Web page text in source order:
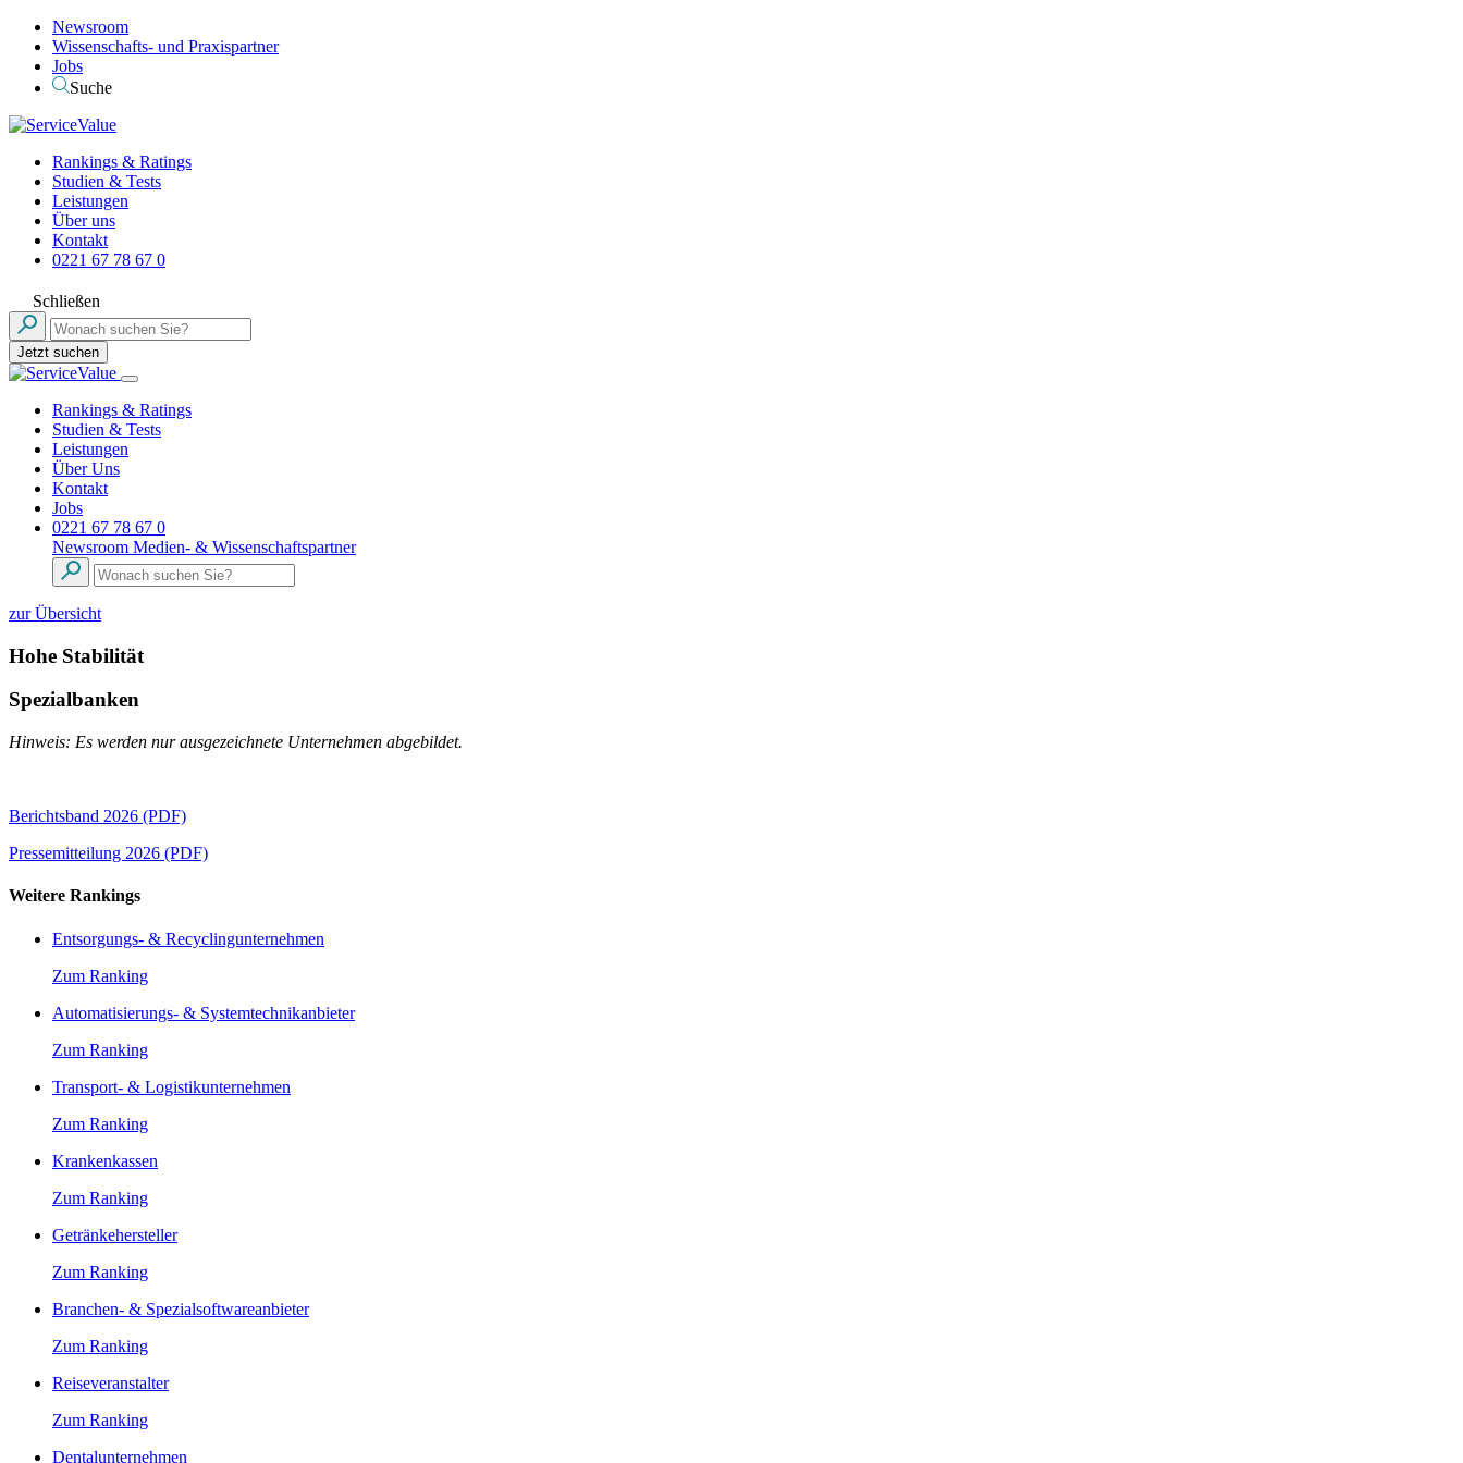
Newsroom
Wissenschafts- und Praxispartner
Jobs
Suche
Rankings & Ratings
Studien & Tests
Leistungen
Über uns
Kontakt
0221 67 78 67 0
Schließen
Jetzt suchen
Rankings & Ratings
Studien & Tests
Leistungen
Über Uns
Kontakt
Jobs
0221 67 78 67 0
Newsroom Medien- & Wissenschaftspartner
zur Übersicht
Hohe Stabilität
Spezialbanken
Hinweis: Es werden nur ausgezeichnete Unternehmen abgebildet.
Berichtsband 2026 (PDF)
Pressemitteilung 2026 (PDF)
Weitere Rankings
Entsorgungs- & Recyclingunternehmen
Zum Ranking
Automatisierungs- & Systemtechnikanbieter
Zum Ranking
Transport- & Logistikunternehmen
Zum Ranking
Krankenkassen
Zum Ranking
Getränkehersteller
Zum Ranking
Branchen- & Spezialsoftwareanbieter
Zum Ranking
Reiseveranstalter
Zum Ranking
Dentalunternehmen